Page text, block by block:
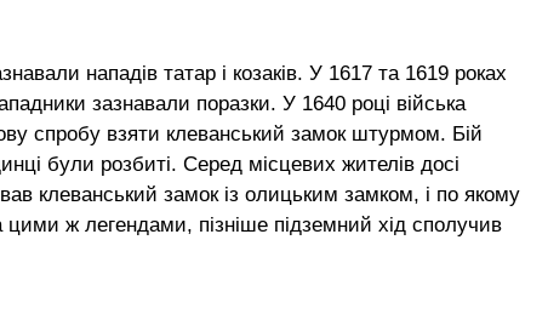
нападів татар і козаків. У 1617 та 1619 роках
зазнавали поразки. У 1640 році війська
спробу взяти клеванський замок штурмом. Бій
були розбиті. Серед місцевих жителів досі
клеванський замок із олицьким замком, і по якому
ж легендами, пізніше підземний хід сполучив